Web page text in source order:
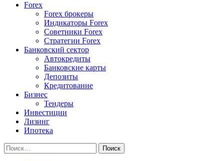
Forex
Forex брокеры
Индикаторы Forex
Советники Forex
Стратегии Forex
Банковский сектор
Автокредиты
Банковские карты
Депозиты
Кредитование
Бизнес
Тендеры
Инвестиции
Лизинг
Ипотека
Найти: